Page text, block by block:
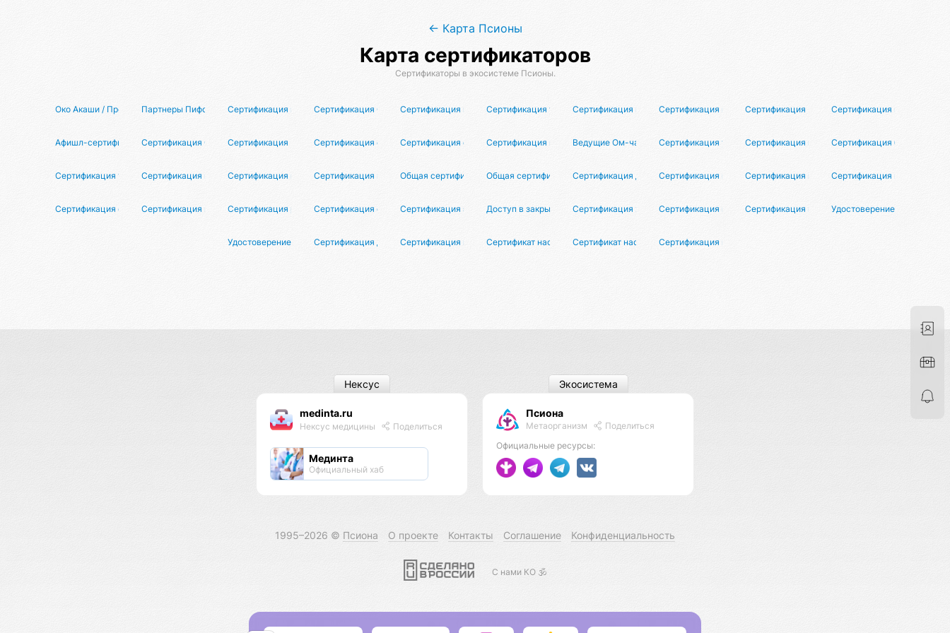
← Карта Псионы
Карта сертификаторов
Сертификаторы в экосистеме Псионы.
Око Акаши / Программа для авторов
Партнеры Пифо / π⁴ Сертификация циокаСертификация Оргат-разработчиковСертификация исследователей реальной истории
Сертификация участниковСертификация капитановСертификация выпускниковСертификация ЦифроберовСертификация волонтёров
Афишл-сертификацияСертификация Организаторов
Сертификация Сертификация организаторовСертификация организаторов танцевальных мероприятий
Сертификация координаторовВедущие Ом-чантингаСертификация участников #LMBFСертификация клуба перемирияСертификация блогеров
Сертификация тестировщиков Псионы
Сертификация ведущихСертификация кадровиковСертификация врачейОбщая сертификация репетиторовОбщая сертификация коучейСертификация дизайнеровСертификация партнёров МаркетунСертификация маркетологовСертификация моделей
Сертификация фотографовСертификация психологовСертификация риэлторовСертификация организаторов туров
Сертификация экскурсоводовДоступ в закрытый клубСертификация художниковСертификация партнёров ЭлитарисСертификация партнёров Макунга
Удостоверение искусного
Удостоверение абсолютного засранца
Сертификация душнилСертификация мастеров йогиСертификат настоящей женщиныСертификат настоящего мужчиныСертификация преподавателей танцев
medinta.ru
Нексус медицины Поделиться
Мединта
Официальный хаб
Нексус
Псиона
Метаорганизм
Поделиться
Официальные ресурсы:
Экосистема
1995–2026 © Псиона О проекте Контакты Соглашение Конфиденциальность
С нами КО 🕉️